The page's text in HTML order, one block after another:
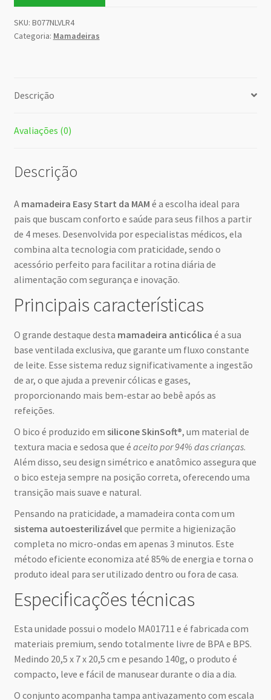
SKU: B077NLVLR4
Categoria: Mamadeiras
Descrição
Avaliações (0)
Descrição
A mamadeira Easy Start da MAM é a escolha ideal para
pais que buscam conforto e saúde para seus filhos a partir
de 4 meses. Desenvolvida por especialistas médicos, ela
combina alta tecnologia com praticidade, sendo o
acessório perfeito para facilitar a rotina diária de
alimentação com segurança e inovação.
Principais características
O grande destaque desta mamadeira anticólica é a sua
base ventilada exclusiva, que garante um fluxo constante
de leite. Esse sistema reduz significativamente a ingestão
de ar, o que ajuda a prevenir cólicas e gases,
proporcionando mais bem-estar ao bebê após as
refeições.
O bico é produzido em silicone SkinSoft®, um material de
textura macia e sedosa que é aceito por 94% das crianças.
Além disso, seu design simétrico e anatômico assegura que
o bico esteja sempre na posição correta, oferecendo uma
transição mais suave e natural.
Pensando na praticidade, a mamadeira conta com um
sistema autoesterilizávelque permite a higienização
completa no micro-ondas em apenas 3 minutos. Este
método eficiente economiza até 85% de energia e torna o
produto ideal para ser utilizado dentro ou fora de casa.
Especificações técnicas
Esta unidade possui o modelo MA01711 e é fabricada com
materiais premium, sendo totalmente livre de BPA e BPS.
Medindo 20,5 x 7 x 20,5 cm e pesando 140g, o produto é
compacto, leve e fácil de manusear durante o dia a dia.
O conjunto acompanha tampa antivazamento com escala